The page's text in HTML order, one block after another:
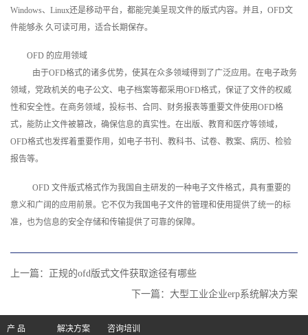
Windows、Linux还是移动平台，都能完美呈现文件的版式内容。并且，OFD文
件能够永 久可读可用，适合长期保存。
OFD 的应用领域
由于OFD格式的诸多优势，使其在众多领域得到了广泛应用。在电子政务
领域，党政机关的电子公文、电子档案等都采用OFD格式，保证了文件的权威
性和安全性。在商务领域，投标书、合同、财务报表等重要文件使用OFD格
式，能防止文件被篡改，确保信息的真实性。在出版、教育和医疗等领域，
OFD格式也发挥着重要作用，如电子书刊、教科书、试卷、教案、病历、检验
报告等。
OFD 文件版式格式作为我国自主研发的一种电子文件格式，具有重要的
意义和广阔的应用前景。它不仅为我国电子文件的管理和使用提供了统一的标
准，也为信息的安全存储和传输提供了可靠的保障。‍
上一篇：
正规的ofd版式文件获取途径有哪些
下一篇： 大型工业企业erp系统解决方案
产 品 解决方案
咨询培训